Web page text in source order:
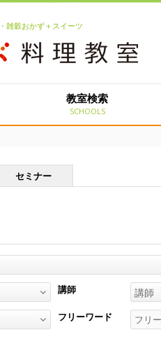
雑穀おかず＋スイーツ
教室検索
SCHOOLS
セミナー
講師 講師
フリーワード